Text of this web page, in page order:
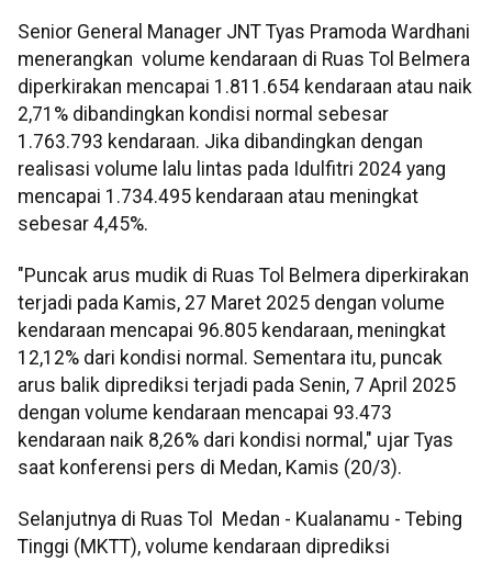
Senior General Manager JNT Tyas Pramoda Wardhani
menerangkan volume kendaraan di Ruas Tol Belmera
diperkirakan mencapai 1.811.654 kendaraan atau naik
2,71% dibandingkan kondisi normal sebesar
1.763.793 kendaraan. Jika dibandingkan dengan
realisasi volume lalu lintas pada Idulfitri 2024 yang
mencapai 1.734.495 kendaraan atau meningkat
sebesar 4,45%.
"Puncak arus mudik di Ruas Tol Belmera diperkirakan
terjadi pada Kamis, 27 Maret 2025 dengan volume
kendaraan mencapai 96.805 kendaraan, meningkat
12,12% dari kondisi normal. Sementara itu, puncak
arus balik diprediksi terjadi pada Senin, 7 April 2025
dengan volume kendaraan mencapai 93.473
kendaraan naik 8,26% dari kondisi normal," ujar Tyas
saat konferensi pers di Medan, Kamis (20/3).
Selanjutnya di Ruas Tol Medan - Kualanamu - Tebing
Tinggi (MKTT), volume kendaraan diprediksi